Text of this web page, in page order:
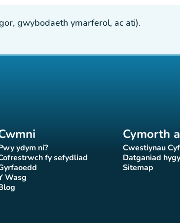
gwybodaeth ymarferol, ac ati).
ydym ni?
(tab newydd)
fy sefydliad
(tab newydd)
(tab newydd)
Wasg
(tab newydd)
(tab newydd)
Cymorth
Cwestiynau(tab
Datganiad (tab
Sitemap
(tab